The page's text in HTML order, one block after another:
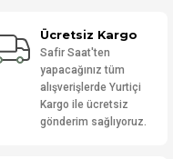
Ücretsiz Kargo
Safir Saat'ten
yapacağınız tüm
alışverişlerde Yurtiçi
Kargo ile ücretsiz
gönderim sağlıyoruz.